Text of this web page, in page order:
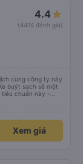
4.4
(4474 đánh giá)
cùng công ty này
buýt sạch sẽ một
chuẩn này -
chú trọng đến
USB-C, đây cũng
Họ không bật
giãn và ngủ
Xem giá